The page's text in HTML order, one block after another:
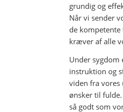
grundig og
Når vi sender
de
kræver af alle
Under sygdom
instruktion og
viden fra vores
ønsker til
så godt som